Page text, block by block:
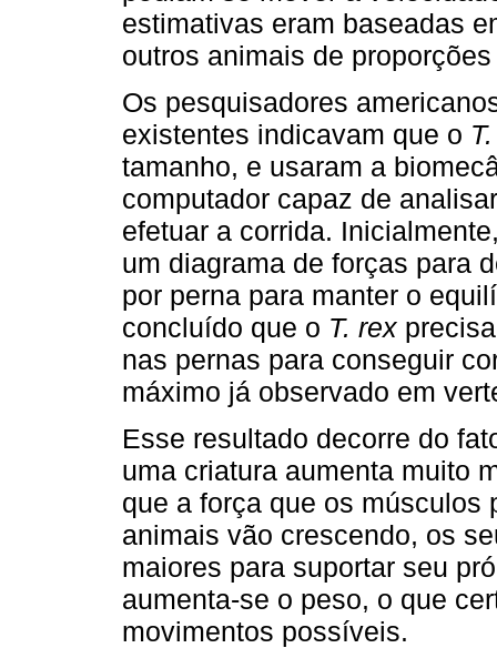
estimativas eram baseadas
outros animais de
Os pesquisadores
existentes indicavam que o
tamanho, e usaram a
computador capaz de
efetuar a corrida.
um diagrama de forças para
por perna para manter o
concluído que o T. rex
nas pernas para conseguir
máximo já observado em
Esse resultado decorre do
uma criatura aumenta muito
que a força que os músculos
animais vão crescendo, os
maiores para suportar seu
aumenta-se o peso, o que
movimentos possíveis.